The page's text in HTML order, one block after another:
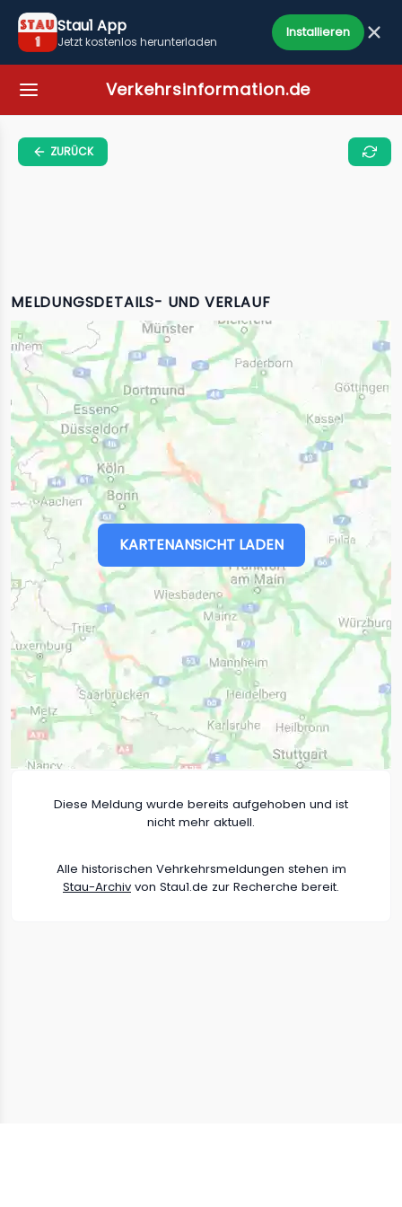
Stau1 App
Jetzt kostenlos herunterladen
Installieren
Verkehrsinformation.de
ZURÜCK
MELDUNGSDETAILS- UND VERLAUF
KARTENANSICHT LADEN
Diese Meldung wurde bereits aufgehoben und ist
nicht mehr aktuell.
Alle historischen Vehrkehrsmeldungen stehen im
Stau-Archiv von Stau1.de zur Recherche bereit.